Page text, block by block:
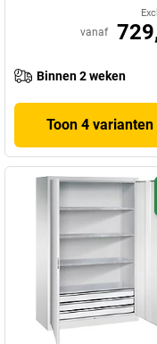
vanaf
Binnen 2 weken
Toon 4 varianten